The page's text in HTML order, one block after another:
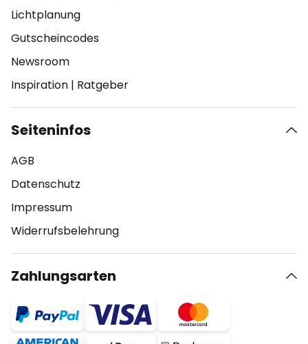
Lichtplanung
Gutscheincodes
Newsroom
Inspiration | Ratgeber
Seiteninfos
AGB
Datenschutz
Impressum
Widerrufsbelehrung
Zahlungsarten